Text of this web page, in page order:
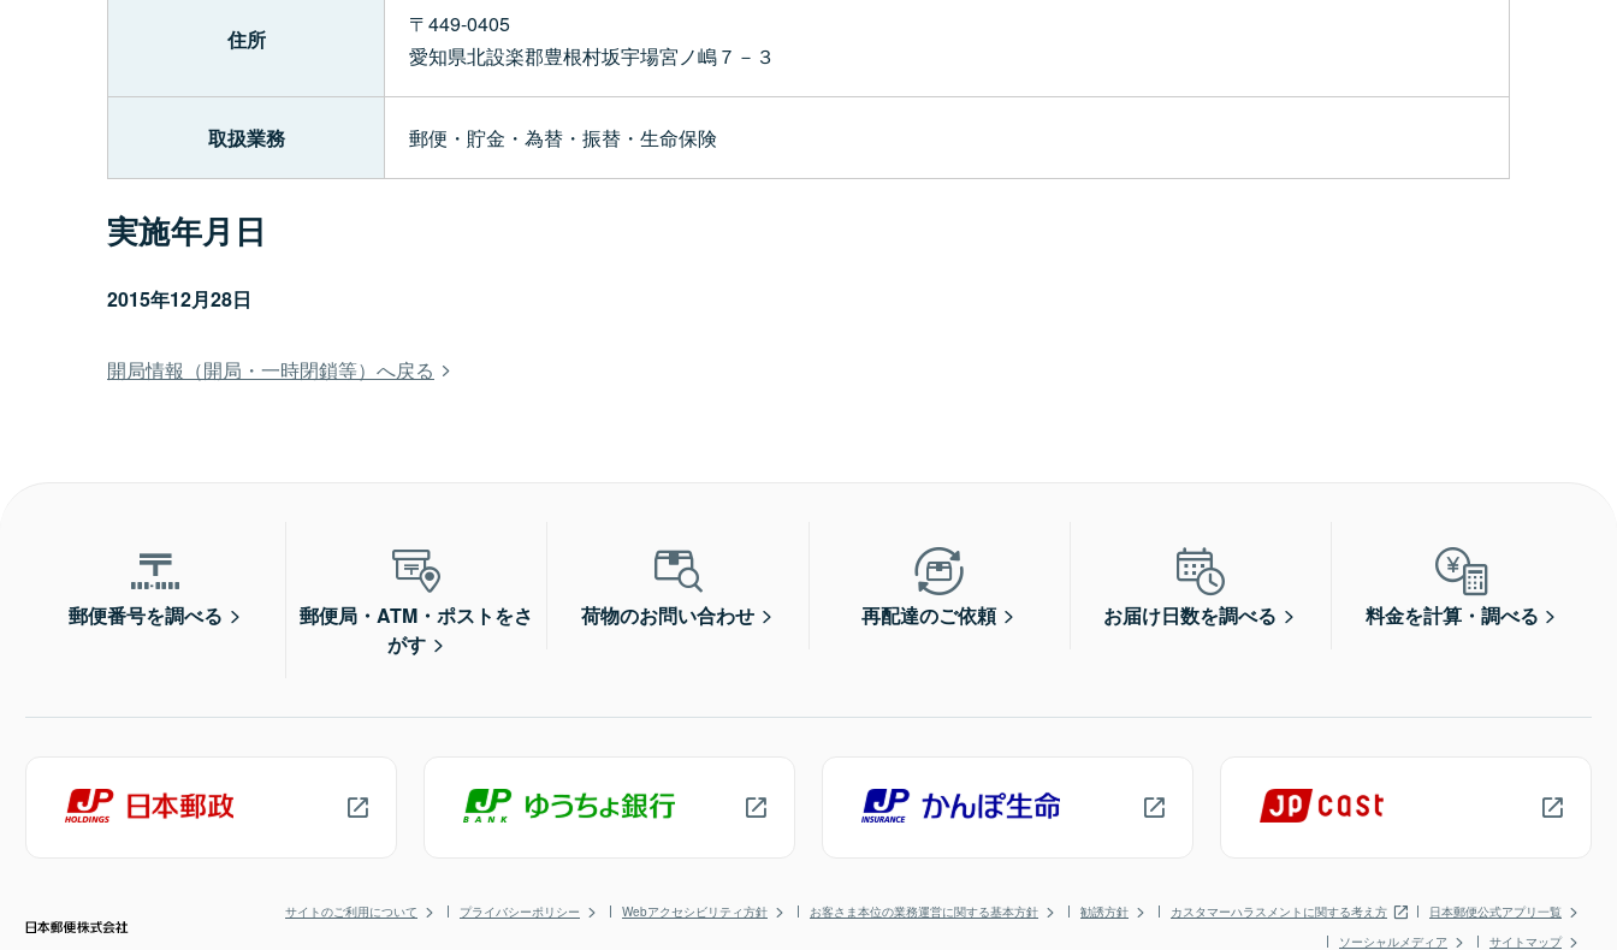
住所
〒449-0405
愛知県北設楽郡豊根村坂宇場宮ノ嶋７－３
取扱業務 郵便・貯金・為替・振替・生命保険
実施年月日
2015年12月28日
開局情報（開局・一時閉鎖等）へ戻る
郵便番号を調べる
郵便局・ATM・ポストをさ
がす
荷物のお問い合わせ 再配達のご依頼 お届け日数を調べる 料金を計算・調べる
サイトのご利用について プライバシーポリシー Webアクセシビリティ方針 お客さま本位の業務運営に関する基本方針 勧誘方針 カスタマーハラスメントに関する考え方
日本郵便公式アプリ一覧
ソーシャルメディア
サイトマップ